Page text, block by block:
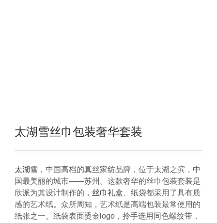
太湖雪丝巾包装奢华套装
太湖雪 ，中国高档的真丝家纺品牌，位于太湖之滨，中
国最美丽的城市——苏州。这款奢华的丝巾包装套装是
欣派为其设计制作的， 丝巾礼盒 、纸袋都采用了具有质
感的艺术纸。众所周知，艺术纸是高端包装最常使用的
纸张之一。纸袋表面烫金logo，拎手选用同色螺纹带，